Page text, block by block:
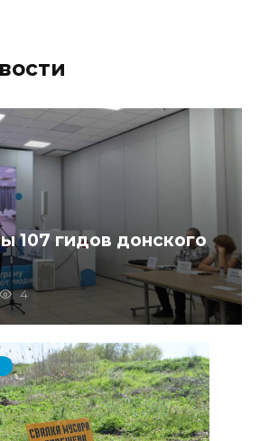
107 гидов донского
4